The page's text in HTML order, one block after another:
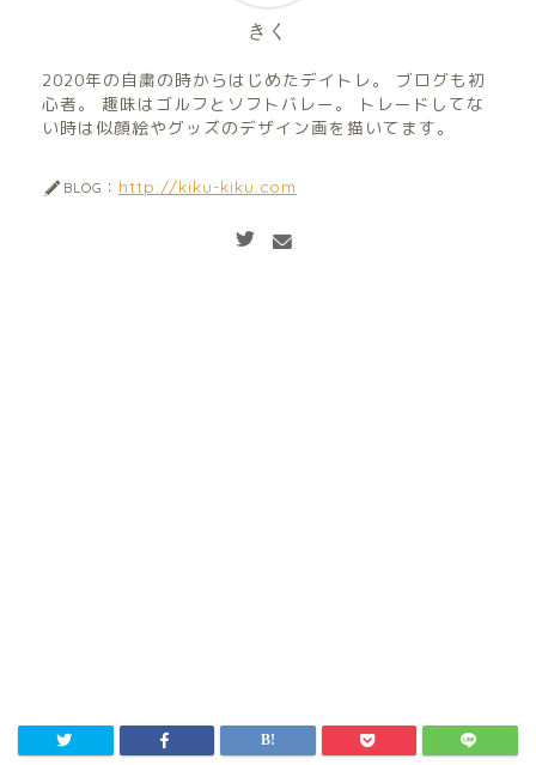
きく
2020年の自粛の時からはじめたデイトレ。 ブログも初
心者。 趣味はゴルフとソフトバレー。 トレードしてな
い時は似顔絵やグッズのデザイン画を描いてます。
BLOG： http://kiku-kiku.com